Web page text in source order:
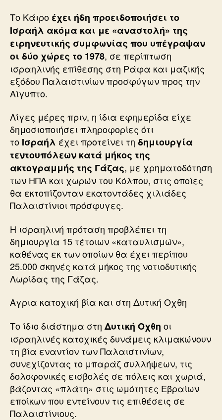
Το Κάιρο έχει ήδη προειδοποιήσει το
Ισραήλ ακόμα και με «αναστολή» της
ειρηνευτικής συμφωνίας που υπέγραψαν
οι δύο χώρες το 1978, σε περίπτωση
ισραηλινής επίθεσης στη Ράφα και μαζικής
εξόδου Παλαιστινίων προσφύγων προς την
Αίγυπτο.
Λίγες μέρες πριν, η ίδια εφημερίδα είχε
δημοσιοποιήσει πληροφορίες ότι
το Ισραήλ έχει προτείνει τη δημιουργία
τεντουπόλεων κατά μήκος της
ακτογραμμής της Γάζας, με χρηματοδότηση
των ΗΠΑ και χωρών του Κόλπου, στις οποίες
θα εκτοπίζονταν εκατοντάδες χιλιάδες
Παλαιστίνιοι πρόσφυγες.
Η ισραηλινή πρόταση προβλέπει τη
δημιουργία 15 τέτοιων «καταυλισμών»,
καθένας εκ των οποίων θα έχει περίπου
25.000 σκηνές κατά μήκος της νοτιοδυτικής
Λωρίδας της Γάζας.
Αγρια κατοχική βία και στη Δυτική Οχθη
Το ίδιο διάστημα στη Δυτική Οχθη οι
ισραηλινές κατοχικές δυνάμεις κλιμακώνουν
τη βία εναντίον των Παλαιστινίων,
συνεχίζοντας το μπαράζ συλλήψεων, τις
δολοφονικές εισβολές σε πόλεις και χωριά,
βάζοντας «πλάτη» στις ωμότητες Εβραίων
εποίκων που εντείνουν τις επιθέσεις σε
Παλαιστίνιους.